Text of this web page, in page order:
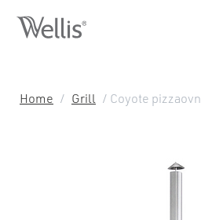
Home / Grill / Coyote pizzaovn